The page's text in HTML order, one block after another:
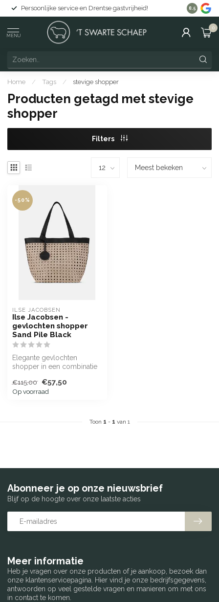
Persoonlijke service en Drentse gastvrijheid! Gratis
8.5
MENU
0
Home / Tags / stevige shopper
Producten getagd met stevige
shopper
Filters
-50%
ILSE JACOBSEN
Ilse Jacobsen -
gevlochten shopper
Sand Pile Black
Elegante gevlochten
shopper in een combinatie
€115,00 €57,50
Op voorraad
Toon 1 - 1 van 1
Meer informatie
Heb je vragen over onze producten of je aankoop, bezoek dan
onze klantenservicepagina. Hier vind je onze bedrijfsgegevens,
antwoorden op veel gestelde vragen en manieren om met ons
in contact te komen.
Abonneer je op onze nieuwsbrief
Blijf op de hoogte over onze laatste acties